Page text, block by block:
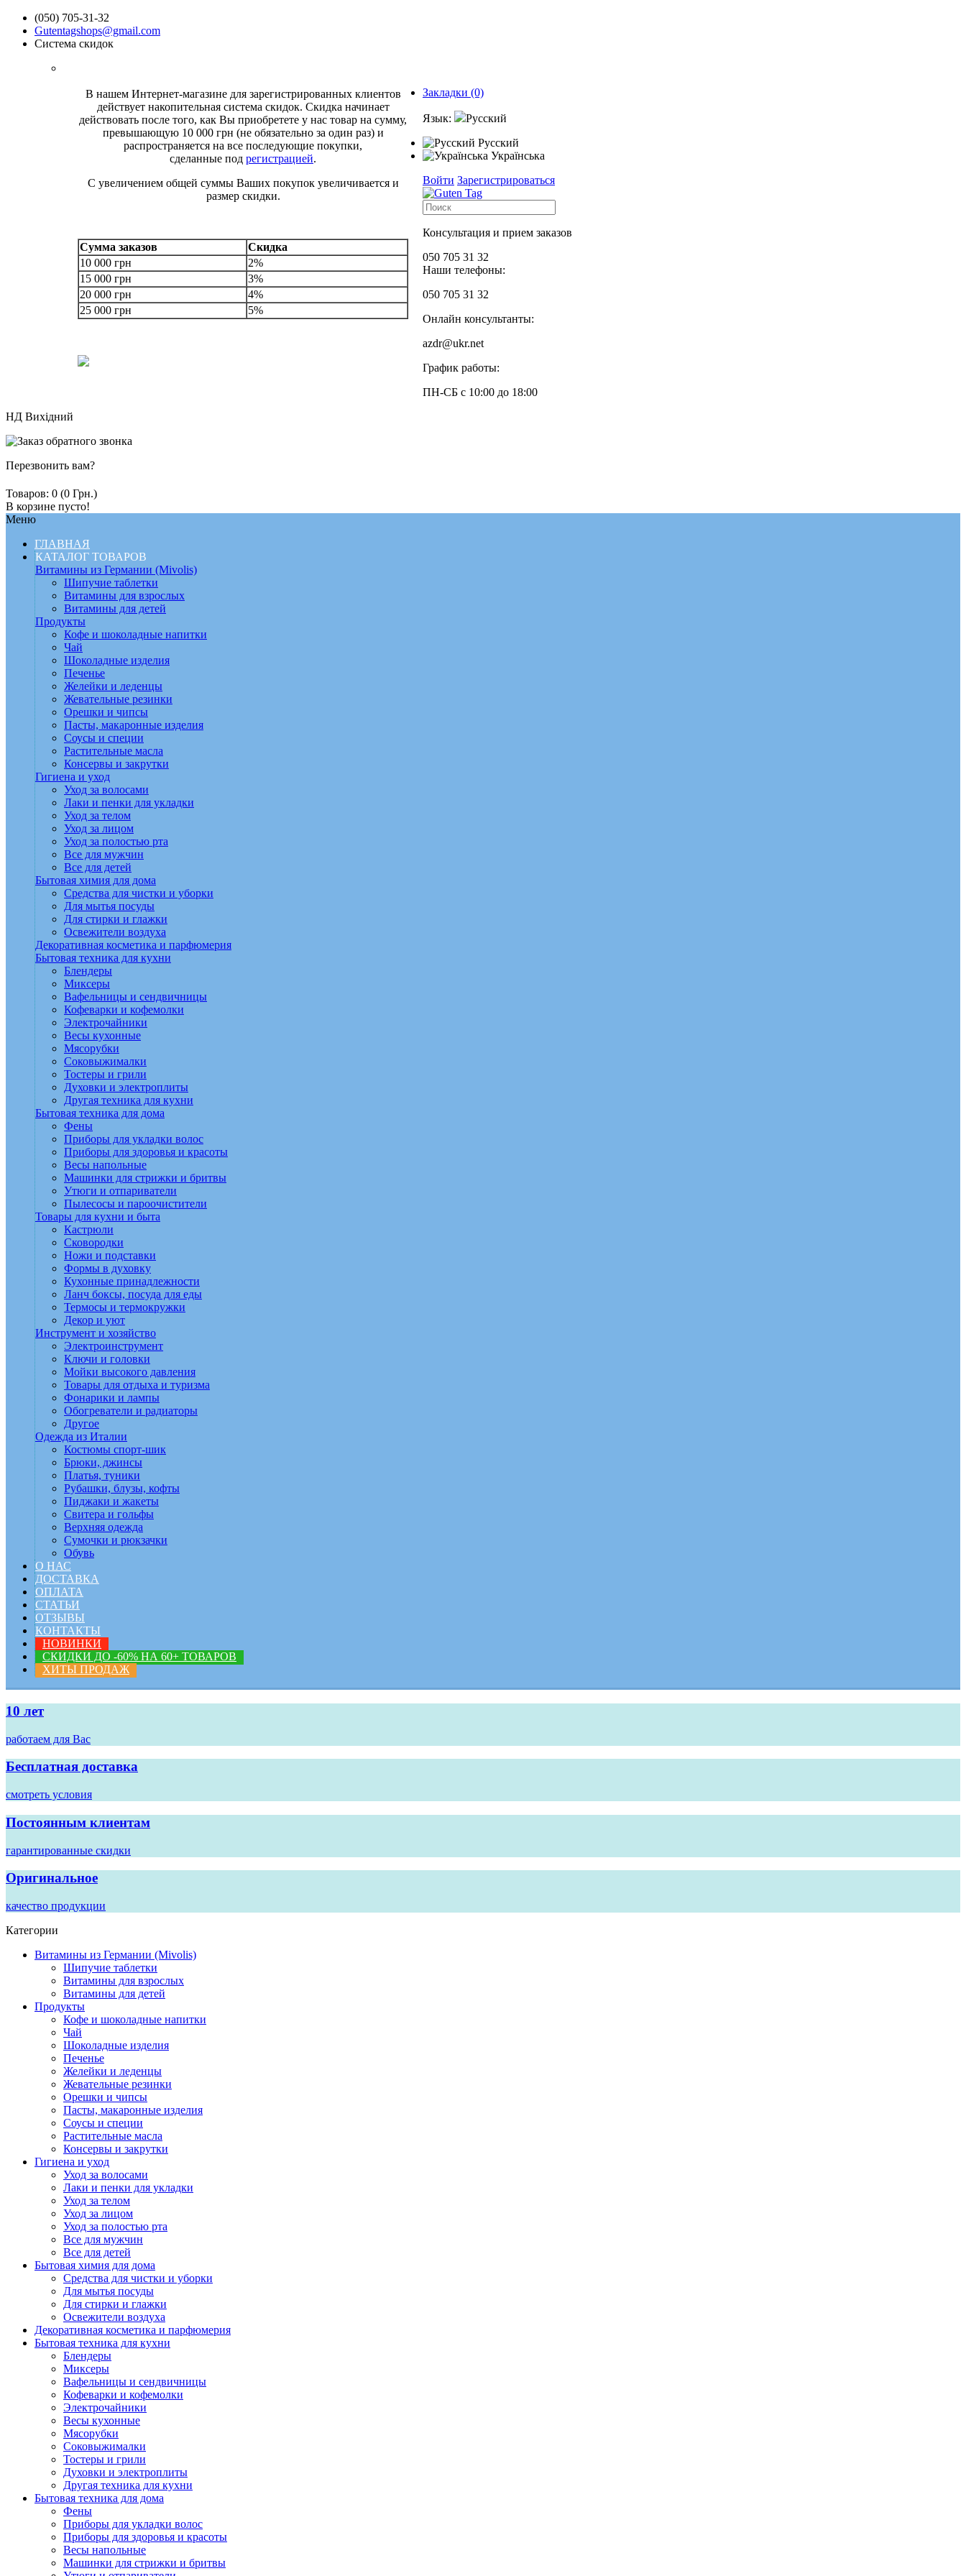
(050) 705-31-32
Gutentagshops@gmail.com
Система скидок
В нашем Интернет-магазине для зарегистрированных клиентов
действует накопительная система скидок. Скидка начинает
действовать после того, как Вы приобретете у нас товар на сумму,
превышающую 10 000 грн (не обязательно за один раз) и
распространяется на все последующие покупки,
сделанные под регистрацией.
С увеличением общей суммы Ваших покупок увеличивается и
размер скидки.
Сумма заказов
Скидка
10 000 грн
2%
15 000 грн
3%
20 000 грн
4%
25 000 грн
5%
Закладки (0)
Язык:
Русский
Русский
Українська
Войти Зарегистрироваться
Консультация и прием заказов
050 705 31 32
Наши телефоны:
050 705 31 32
Онлайн консультанты:
azdr@ukr.net
График работы:
ПН-СБ с 10:00 до 18:00
НД Вихідний
Перезвонить вам?
Товаров: 0 (0 Грн.)
В корзине пусто!
Меню
ГЛАВНАЯ
КАТАЛОГ ТОВАРОВ
Витамины из Германии (Mivolis)
Шипучие таблетки
Витамины для взрослых
Витамины для детей
Продукты
Кофе и шоколадные напитки
Чай
Шоколадные изделия
Печенье
Желейки и леденцы
Жевательные резинки
Орешки и чипсы
Пасты, макаронные изделия
Соусы и специи
Растительные масла
Консервы и закрутки
Гигиена и уход
Уход за волосами
Лаки и пенки для укладки
Уход за телом
Уход за лицом
Уход за полостью рта
Все для мужчин
Все для детей
Бытовая химия для дома
Средства для чистки и уборки
Для мытья посуды
Для стирки и глажки
Освежители воздуха
Декоративная косметика и парфюмерия
Бытовая техника для кухни
Блендеры
Миксеры
Вафельницы и сендвичницы
Кофеварки и кофемолки
Электрочайники
Весы кухонные
Мясорубки
Соковыжималки
Тостеры и грили
Духовки и электроплиты
Другая техника для кухни
Бытовая техника для дома
Фены
Приборы для укладки волос
Приборы для здоровья и красоты
Весы напольные
Машинки для стрижки и бритвы
Утюги и отпариватели
Пылесосы и пароочистители
Товары для кухни и быта
Кастрюли
Сковородки
Ножи и подставки
Формы в духовку
Кухонные принадлежности
Ланч боксы, посуда для еды
Термосы и термокружки
Декор и уют
Инструмент и хозяйство
Электроинструмент
Ключи и головки
Мойки высокого давления
Товары для отдыха и туризма
Фонарики и лампы
Обогреватели и радиаторы
Другое
Одежда из Италии
Костюмы спорт-шик
Брюки, джинсы
Платья, туники
Рубашки, блузы, кофты
Пиджаки и жакеты
Свитера и гольфы
Верхняя одежда
Сумочки и рюкзачки
Обувь
О НАС
ДОСТАВКА
ОПЛАТА
СТАТЬИ
ОТЗЫВЫ
КОНТАКТЫ
НОВИНКИ
СКИДКИ ДО -60% НА 60+ ТОВАРОВ
ХИТЫ ПРОДАЖ
10 лет
работаем для Вас
Бесплатная доставка
смотреть условия
Постоянным клиентам
гарантированные скидки
Оригинальное
качество продукции
Категории
Витамины из Германии (Mivolis)
Шипучие таблетки
Витамины для взрослых
Витамины для детей
Продукты
Кофе и шоколадные напитки
Чай
Шоколадные изделия
Печенье
Желейки и леденцы
Жевательные резинки
Орешки и чипсы
Пасты, макаронные изделия
Соусы и специи
Растительные масла
Консервы и закрутки
Гигиена и уход
Уход за волосами
Лаки и пенки для укладки
Уход за телом
Уход за лицом
Уход за полостью рта
Все для мужчин
Все для детей
Бытовая химия для дома
Средства для чистки и уборки
Для мытья посуды
Для стирки и глажки
Освежители воздуха
Декоративная косметика и парфюмерия
Бытовая техника для кухни
Блендеры
Миксеры
Вафельницы и сендвичницы
Кофеварки и кофемолки
Электрочайники
Весы кухонные
Мясорубки
Соковыжималки
Тостеры и грили
Духовки и электроплиты
Другая техника для кухни
Бытовая техника для дома
Фены
Приборы для укладки волос
Приборы для здоровья и красоты
Весы напольные
Машинки для стрижки и бритвы